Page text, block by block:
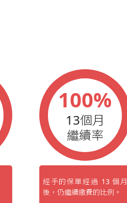
100%
13個月
繼續率
經手的保單經過 13 個月
後，仍繼續繳費的比例。